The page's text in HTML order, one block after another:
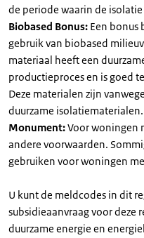
de periode waarin de
Biobased Bonus: Een bonus
gebruik van biobased
materiaal heeft een
productieproces en is goed
Deze materialen zijn
duurzame
Monument:Voor woningen
andere voorwaarden.
gebruiken voor woningen
U kunt de meldcodes in dit
subsidieaanvraag voor deze
duurzame energie en